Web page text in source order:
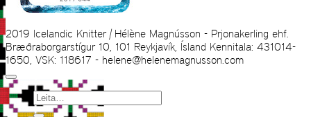
2019 Icelandic Knitter | Hélène Magnússon - Prjonakerling ehf.
Bræðraborgarstígur 10, 101 Reykjavík, Ísland Kennitala: 431014-
1650, VSK: 118617 - helene@helenemagnusson.com
Leita
eftir: